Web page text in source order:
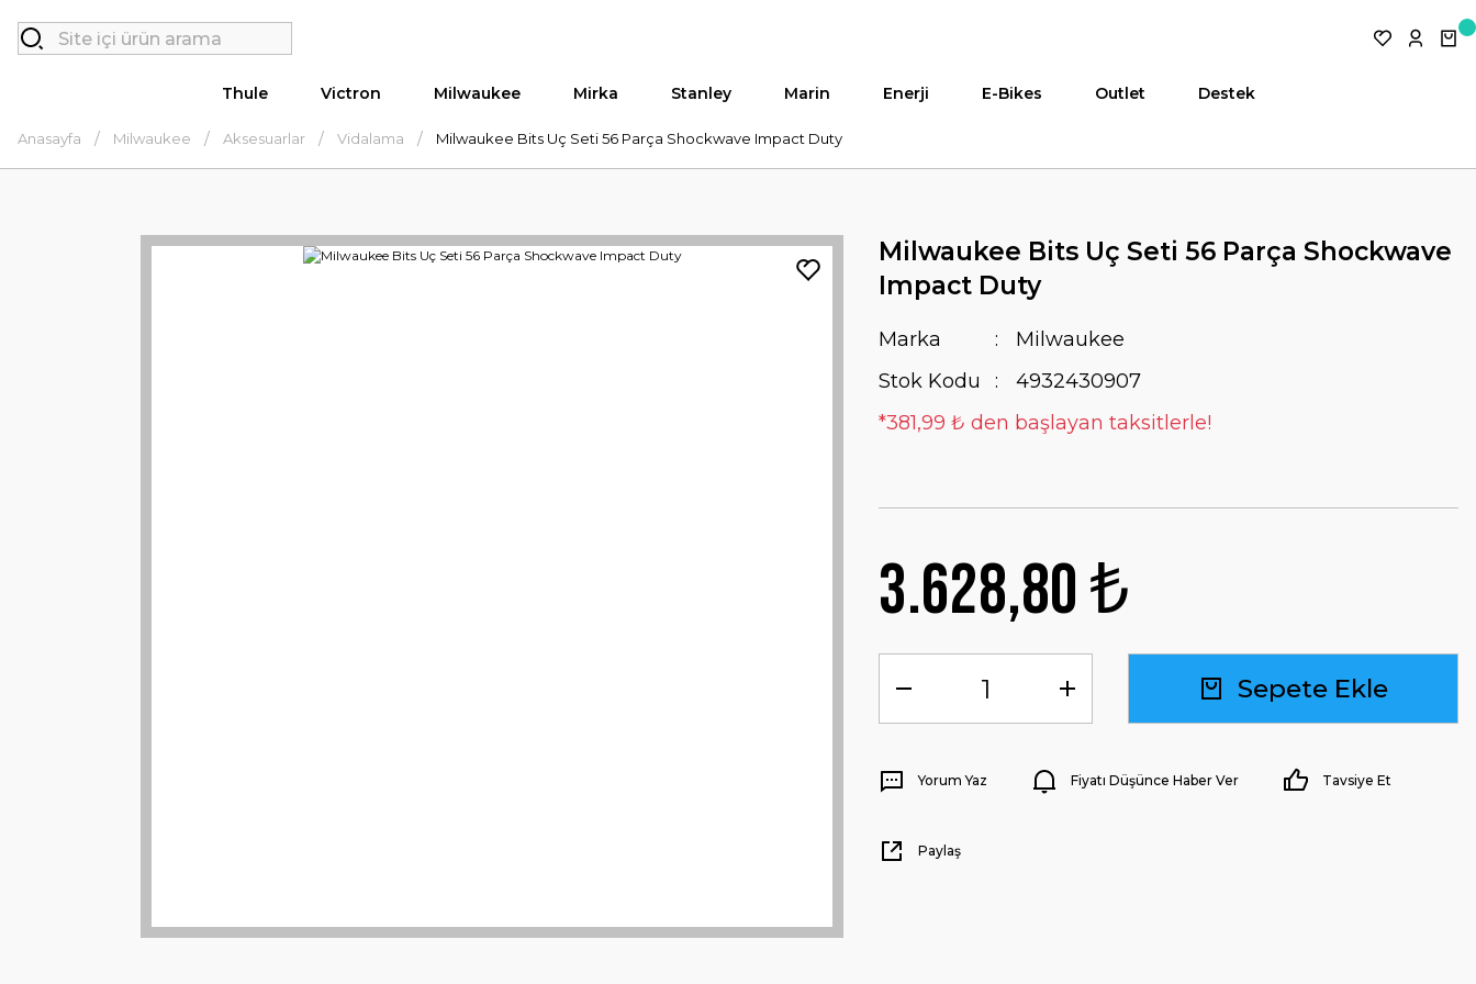
Thule Victron Milwaukee Mirka Stanley Marin Enerji E-Bikes Outlet Destek
Anasayfa Milwaukee Aksesuarlar Vidalama Milwaukee Bits Uç Seti 56 Parça Shockwave Impact Duty
Milwaukee Bits Uç Seti 56 Parça Shockwave
Impact Duty
Marka
Milwaukee
Stok Kodu
4932430907
*381,99 ₺ den başlayan taksitlerle!
3.628,80 ₺
Sepete Ekle
Yorum Yaz Fiyatı Düşünce Haber Ver Tavsiye Et
Paylaş